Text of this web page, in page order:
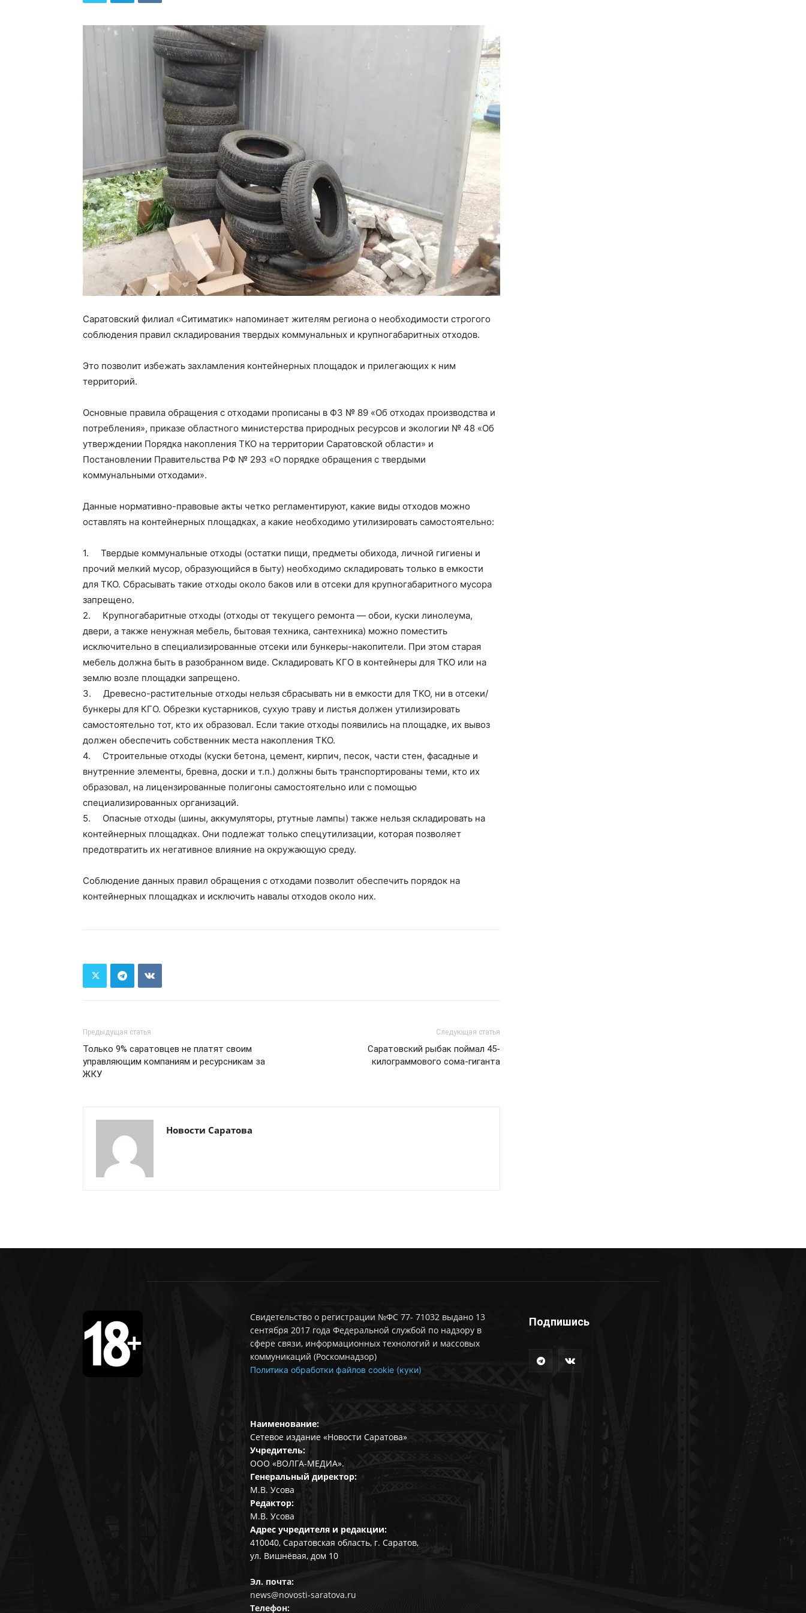
Саратовский филиал «Ситиматик» напоминает жителям региона о необходимости строгого
соблюдения правил складирования твердых коммунальных и крупногабаритных отходов.
Это позволит избежать захламления контейнерных площадок и прилегающих к ним
территорий.
Основные правила обращения с отходами прописаны в ФЗ № 89 «Об отходах производства и
потребления», приказе областного министерства природных ресурсов и экологии № 48 «Об
утверждении Порядка накопления ТКО на территории Саратовской области» и
Постановлении Правительства РФ № 293 «О порядке обращения с твердыми
коммунальными отходами».
Данные нормативно-правовые акты четко регламентируют, какие виды отходов можно
оставлять на контейнерных площадках, а какие необходимо утилизировать самостоятельно:
1. Твердые коммунальные отходы (остатки пищи, предметы обихода, личной гигиены и
прочий мелкий мусор, образующийся в быту) необходимо складировать только в емкости
для ТКО. Сбрасывать такие отходы около баков или в отсеки для крупногабаритного мусора
запрещено.
2. Крупногабаритные отходы (отходы от текущего ремонта — обои, куски линолеума,
двери, а также ненужная мебель, бытовая техника, сантехника) можно поместить
исключительно в специализированные отсеки или бункеры-накопители. При этом старая
мебель должна быть в разобранном виде. Складировать КГО в контейнеры для ТКО или на
землю возле площадки запрещено.
3. Древесно-растительные отходы нельзя сбрасывать ни в емкости для ТКО, ни в отсеки/
бункеры для КГО. Обрезки кустарников, сухую траву и листья должен утилизировать
самостоятельно тот, кто их образовал. Если такие отходы появились на площадке, их вывоз
должен обеспечить собственник места накопления ТКО.
4. Строительные отходы (куски бетона, цемент, кирпич, песок, части стен, фасадные и
внутренние элементы, бревна, доски и т.п.) должны быть транспортированы теми, кто их
образовал, на лицензированные полигоны самостоятельно или с помощью
специализированных организаций.
5. Опасные отходы (шины, аккумуляторы, ртутные лампы) также нельзя складировать на
контейнерных площадках. Они подлежат только спецутилизации, которая позволяет
предотвратить их негативное влияние на окружающую среду.
Соблюдение данных правил обращения с отходами позволит обеспечить порядок на
контейнерных площадках и исключить навалы отходов около них.
Предыдущая статья
Только 9% саратовцев не платят своим
управляющим компаниям и ресурсникам за
ЖКУ
Следующая статья
Саратовский рыбак поймал 45-
килограммового сома-гиганта
Новости Саратова
Свидетельство о регистрации №ФС 77- 71032 выдано 13
сентября 2017 года Федеральной службой по надзору в
сфере связи, информационных технологий и массовых
коммуникаций (Роскомнадзор)
Политика обработки файлов cookie (куки)
Наименование:
Сетевое издание «Новости Саратова»
Учредитель:
ООО «ВОЛГА-МЕДИА».
Генеральный директор:
М.В. Усова
Редактор:
М.В. Усова
Адрес учредителя и редакции:
410040, Саратовская область, г. Саратов,
ул. Вишнёвая, дом 10
Эл. почта:
news@novosti-saratova.ru
Телефон:
Подпишись